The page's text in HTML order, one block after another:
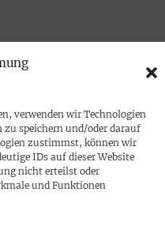
verwenden wir Technologien
speichern und/oder darauf
zustimmst, können wir
IDs auf dieser Website
nicht erteilst oder
und Funktionen